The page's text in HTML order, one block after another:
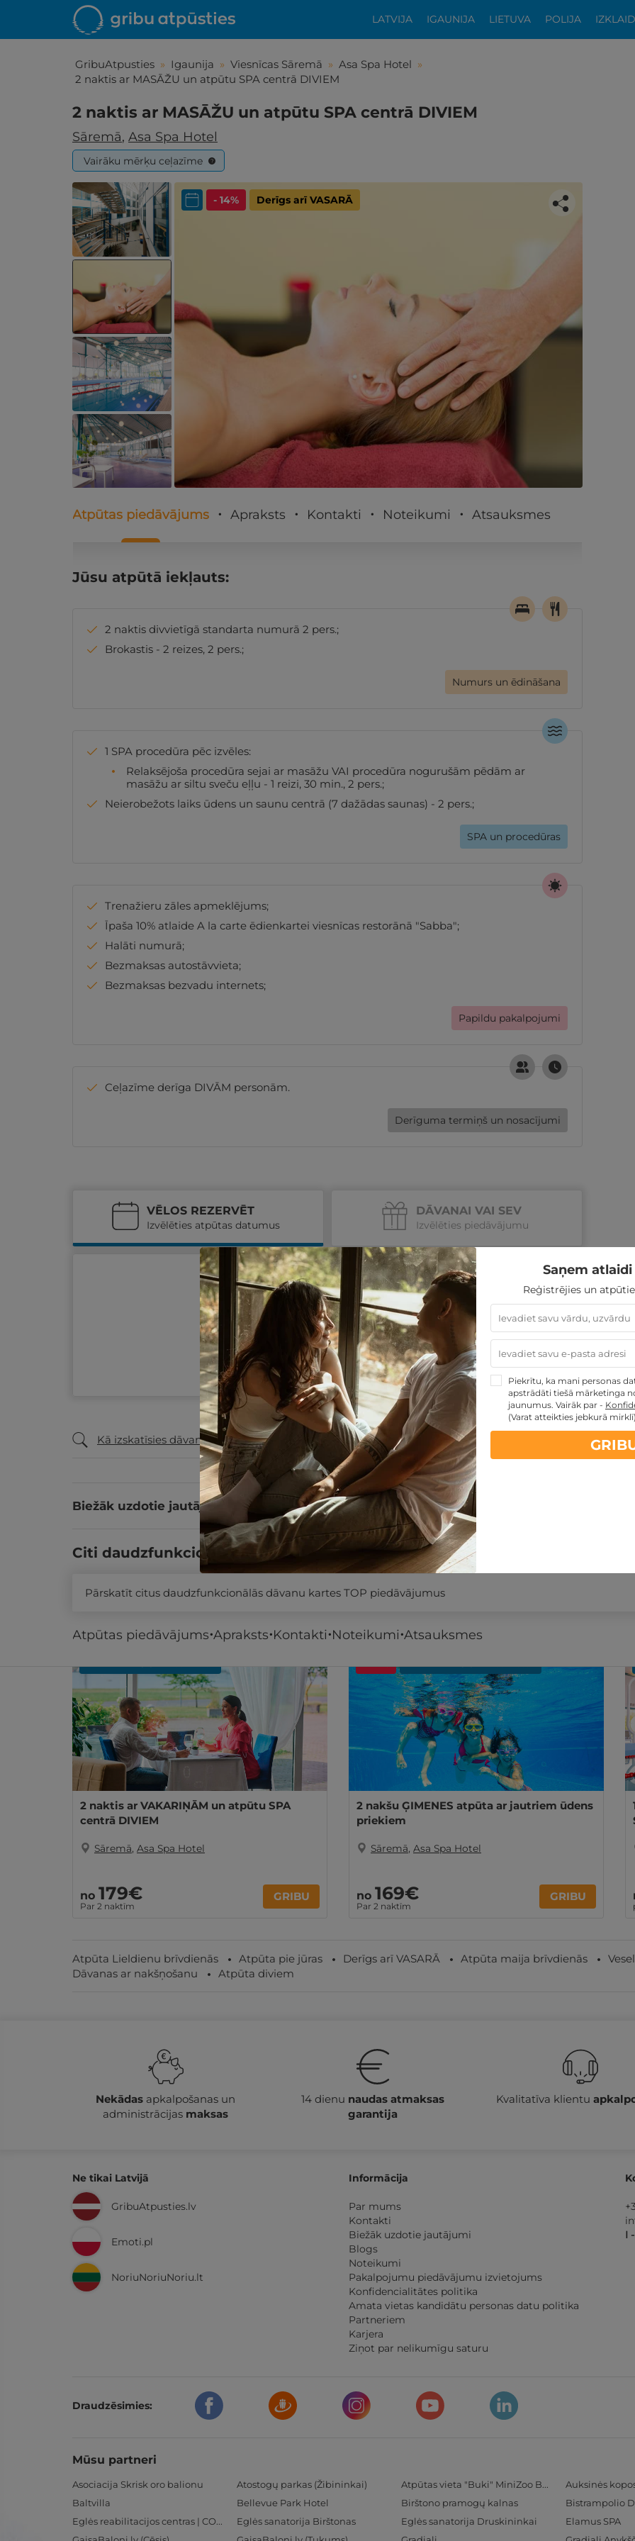
LATVIJA IGAUNIJA LIETUVA POLIJA
GribuAtpusties » Igaunija » Viesnīcas Sāremā » Asa Spa Hotel »
2 naktis ar MASĀŽU un atpūtu SPA centrā DIVIEM
2 naktis ar MASĀŽU un atpūtu SPA centrā DIVIEM
Sāremā, Asa Spa Hotel
Vairāku mērķu ceļazīme ?
- 14% Derīgs arī VASARĀ
Līdz brīnišķīgai atpūtai atlikuši tikai daži soļi
PĒRKU
Atpūtas piedāvājums Apraksts Kontakti Noteikumi Atsauksmes
Jūsu atpūtā iekļauts:
2 naktis divvietīgā standarta numurā 2 pers.;
Brokastis - 2 reizes, 2 pers.;
Numurs un ēdināšana
1 SPA procedūra pēc izvēles:
Relaksējoša procedūra sejai ar masāžu VAI procedūra nogurušām pēdām ar
masāžu ar siltu sveču eļļu - 1 reizi, 30 min., 2 pers.;
Neierobežots laiks ūdens un saunu centrā (7 dažādas saunas) - 2 pers.;
SPA un procedūras
Trenažieru zāles apmeklējums;
Īpaša 10% atlaide A la carte ēdienkartei viesnīcas restorānā "Sabba";
Halāti numurā;
Bezmaksas autostāvvieta;
Bezmaksas bezvadu internets;
Papildu pakalpojumi
Ceļazīme derīga DIVĀM personām.
Derīguma termiņš un nosacījumi
VĒLOS REZERVĒT
Izvēlēties atpūtas datumus
DĀVANAI VAI SEV
Izvēlēties piedāvājumu
MAINĪT
Kā izskatīsies dāvanu ceļazīme?
Biežāk uzdotie jautājumi
Atpūtas piedāvājums Apraksts Kontakti Noteikumi Atsauksmes
Citi daudzfunkcionālās dāvanu kartes piedāvājumi:
Pārskatīt citus daudzfunkcionālās dāvanu kartes TOP piedāvājumus
Līdzīgi atpūtas piedāvājumi
2 naktis ar VAKARIŅĀM un atpūtu SPA
centrā DIVIEM
Sāremā, Asa Spa Hotel
no 179€
Par 2 naktīm
GRIBU
2 nakšu ĢIMENES atpūta ar jautriem ūdens
priekiem
Sāremā, Asa Spa Hotel
no 169€
Par 2 naktīm
GRIBU
Atpūta Lieldienu brīvdienās Atpūta pie jūras Derīgs arī VASARĀ Atpūta maija brīvdienās
Dāvanas ar nakšņošanu
Atpūta diviem
Nekādasapkalpošanas un
administrācijas maksas
14 dienu naudas atmaksas
garantija
Kvalitatīva klientu
Ne tikai Latvijā
GribuAtpusties.lv
Emoti.pl
NoriuNoriuNoriu.lt
Informācija
Par mums
Kontakti
Biežāk uzdotie jautājumi
Blogs
Noteikumi
Pakalpojumu piedāvājumu izvietojums
Konfidencialitātes politika
Amata vietas kandidātu personas datu politika
Partneriem
Karjera
Ziņot par nelikumīgu saturu
I
Draudzēsimies:
Mūsu partneri
Asociacija Skrisk oro balionu Atostogų parkas (Žibininkai) Atpūtas vieta "Buki" MiniZoo BUKS Auksinės
Baltvilla
Bellevue Park Hotel Birštono pramogų kalnas Bistrampolio
Eglės reabilitacijos centras | CORE
Eglės sanatorija Birštonas Eglės sanatorija Druskininkai Elamus SPA
Saņem
Reģistrējies un
Piekrītu, ka mani personas
apstrādāti tiešā mārketinga
jaunumus. Vairāk par -
(Varat atteikties jebkurā mirklī)